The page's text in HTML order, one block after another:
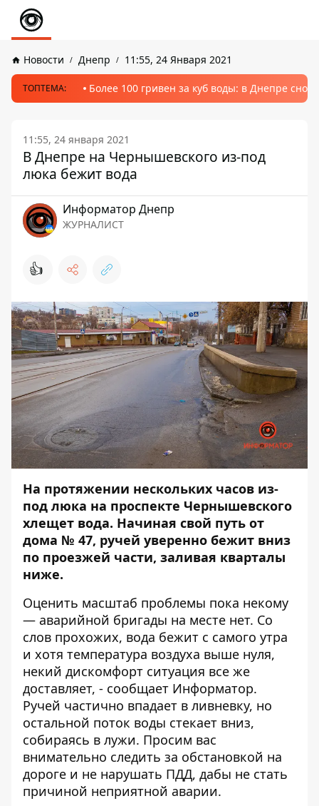
Новости Днепр 11:55, 24 Января 2021
ТОПТЕМА: Более 100 гривен за куб воды: в Днепре
11:55, 24 января 2021
В Днепре на Чернышевского из-под
люка бежит вода
Информатор Днепр
ЖУРНАЛИСТ
👍
На протяжении нескольких часов из-
под люка на проспекте Чернышевского
хлещет вода. Начиная свой путь от
дома № 47, ручей уверенно бежит вниз
по проезжей части, заливая кварталы
ниже.
Оценить масштаб проблемы пока некому
— аварийной бригады на месте нет. Со
слов прохожих, вода бежит с самого утра
и хотя температура воздуха выше нуля,
некий дискомфорт ситуация все же
доставляет, - сообщает Информатор.
Ручей частично впадает в ливневку, но
остальной поток воды стекает вниз,
собираясь в лужи. Просим вас
внимательно следить за обстановкой на
дороге и не нарушать ПДД, дабы не стать
причиной неприятной аварии.